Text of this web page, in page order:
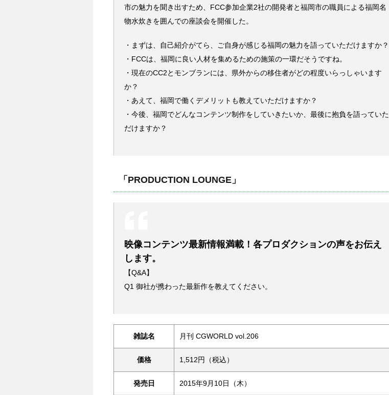
市の魅力を聞き出すため、FCC参加企業2社の開発者と福岡市の職員による福岡名
物水炊きを囲んでの座談会を開催した。
・まずは、自己紹介がてら、ご自身が感じる福岡の魅力を語っていただけますか？
・FCCは、福岡に良い人材を集めるための施策の一環だそうですね。
・現在のCC2とモンブランには、県外からの移住者がどの程度いらっしゃいます
か？
・あえて、福岡で働くデメリットも教えていただけますか？
・今後、福岡でどんなコンテンツ制作をしていきたいか、最後に抱負を語っていた
だけますか？
「PRODUCTION LOUNGE」
映像コンテンツ最新情報満載！各プロダクションの声をお伝え
します。
【Q&A】
Q1 御社が携わった最新作を教えてください。
雑誌名 月刊 CGWORLD vol.206
価格 1,512円（税込）
発売日 2015年9月10日（木）